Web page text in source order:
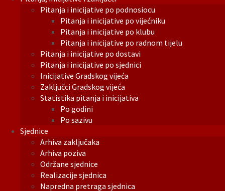
Pitanja i inicijative po podnosiocu
Pitanja i inicijative po vijećniku
Pitanja i inicijative po klubu
Pitanja i inicijative po radnom tijelu
Pitanja i inicijative po dostavi
Pitanja i inicijative po sjednici
Inicijative Gradskog vijeća
Zaključci Gradskog vijeća
Statistika pitanja i inicijativa
Po godini
Po sazivu
Sjednice
Arhiva zaključaka
Arhiva poziva
Održane sjednice
Realizacije sjednica
Napredna pretraga sjednica